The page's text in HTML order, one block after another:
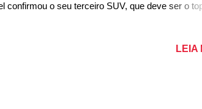
confirmou o seu terceiro SUV, que deve ser o
para baratear os custos deve compartilharLEIA